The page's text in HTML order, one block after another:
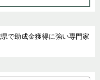
で助成金獲得に強い専門家